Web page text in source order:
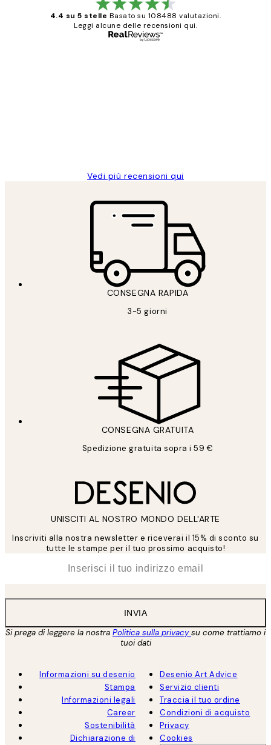
4.4 su 5 stelle Basato su 108488 valutazioni.
Leggi alcune delle recensioni qui.
Vedi più recensioni qui
CONSEGNA RAPIDA
3-5 giorni
CONSEGNA GRATUITA
Spedizione gratuita sopra i 59 €
UNISCITI AL NOSTRO MONDO DELL'ARTE
Inscriviti alla nostra newsletter e riceverai il 15% di sconto su
tutte le stampe per il tuo prossimo acquisto!
INVIA
Si prega di leggere la nostra Politica sulla privacysu come trattiamo i
tuoi dati
Informazioni su desenio
Stampa
Informazioni legali
Career
Sostenibilità
Dichiarazione di
Desenio Art Advice
Servizio clienti
Traccia il tuo ordine
Condizioni di acquisto
Privacy
Cookies